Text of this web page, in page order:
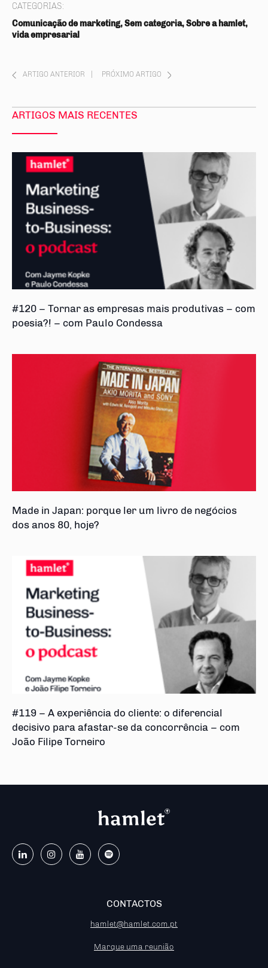
CATEGORIAS:
Comunicação de marketing, Sem categoria, Sobre a hamlet,
vida empresarial
ARTIGO ANTERIOR PRÓXIMO ARTIGO
ARTIGOS MAIS RECENTES
#120 – Tornar as empresas mais produtivas – com
poesia?! – com Paulo Condessa
Made in Japan: porque ler um livro de negócios
dos anos 80, hoje?
#119 – A experiência do cliente: o diferencial
decisivo para afastar-se da concorrência – com
João Filipe Torneiro
CONTACTOS
hamlet@hamlet.com.pt
Marque uma reunião